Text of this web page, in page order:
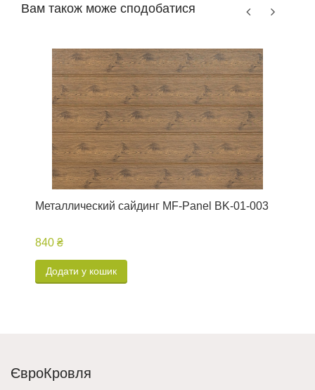
Вам також може сподобатися
Металлический сайдинг MF-Panel BK-01-003
840 ₴
Додати у кошик
ЄвроКровля